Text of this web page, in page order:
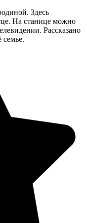
Здесь
На станице можно
Рассказано
семье.